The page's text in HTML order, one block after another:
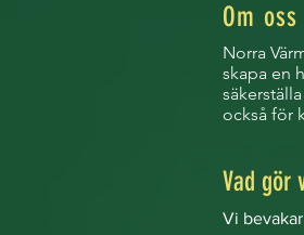
Om oss
Norra
skapa en
också för
Vad gör
Vi